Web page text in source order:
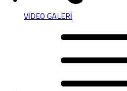
VİDEO GALERİ